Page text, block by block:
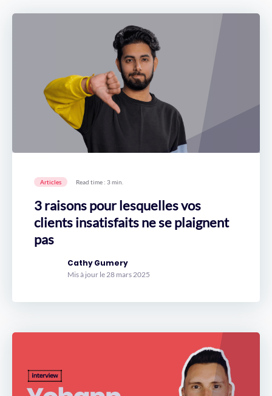
Articles Read time : 3 min.
3 raisons pour lesquelles vos
clients insatisfaits ne se plaignent
pas
Cathy Gumery
Mis à jour le 28 mars 2025